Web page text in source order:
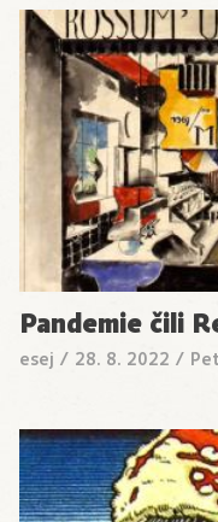
Pandemie čili
esej / 28. 8. 2022 /